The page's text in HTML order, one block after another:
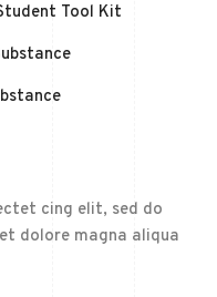
Tool Kit
cing elit, sed do
dolore magna aliqua